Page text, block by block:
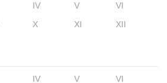
IV V
VI
X XI XII
IV V
VI